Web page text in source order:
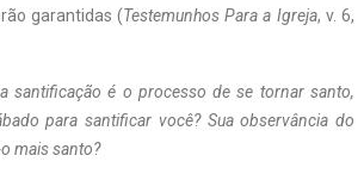
garantidas (Testemunhos Para a Igreja, v. 6,
santificação é o processo de se tornar santo,
para santificar você? Sua observância do
mais santo?